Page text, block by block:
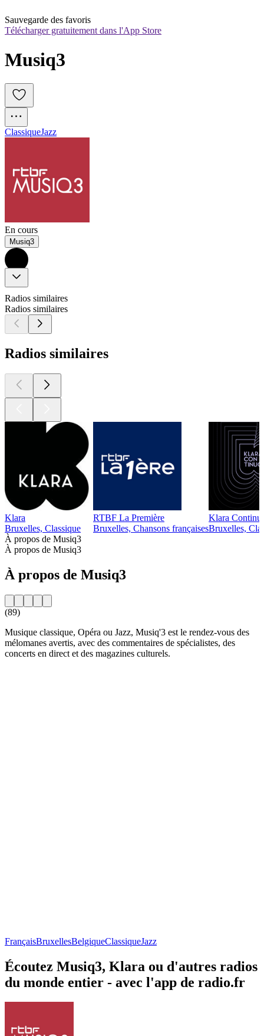
Sauvegarde des favoris
Télécharger gratuitement dans l'App Store
Musiq3
ClassiqueJazz
En cours
Musiq3
Radios similaires
Radios similaires
Radios similaires
Klara
Bruxelles, Classique
RTBF La Première
Bruxelles, Chansons françaises
Klara
Bruxelles,
À propos de Musiq3
À propos de Musiq3
À propos de Musiq3
(89)
Musique classique, Opéra ou Jazz, Musiq'3 est le rendez-vous des
mélomanes avertis, avec des commentaires de spécialistes, des
concerts en direct et des magazines culturels.
FrançaisBruxellesBelgiqueClassiqueJazz
Écoutez Musiq3, Klara ou d'autres radios
du monde entier - avec l'app de radio.fr